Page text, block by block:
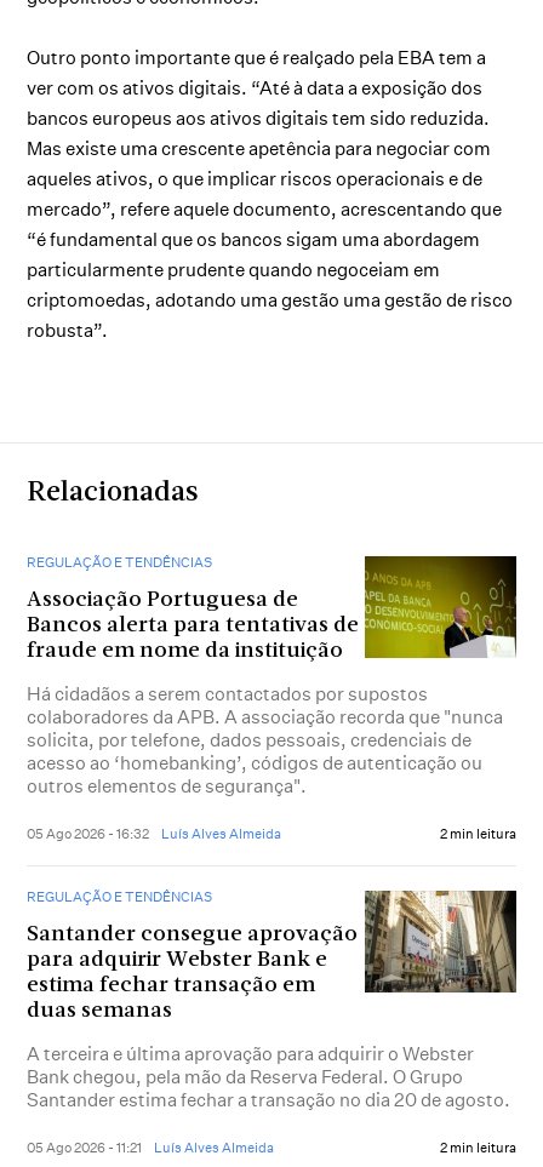
Outro ponto importante que é realçado pela EBA tem a
ver com os ativos digitais. “Até à data a exposição dos
bancos europeus aos ativos digitais tem sido reduzida.
Mas existe uma crescente apetência para negociar com
aqueles ativos, o que implicar riscos operacionais e de
mercado”, refere aquele documento, acrescentando que
“é fundamental que os bancos sigam uma abordagem
particularmente prudente quando negoceiam em
criptomoedas, adotando uma gestão uma gestão de risco
robusta”.
Relacionadas
REGULAÇÃO E TENDÊNCIAS
Associação Portuguesa de
Bancos alerta para tentativas de
fraude em nome da instituição
Há cidadãos a serem contactados por supostos
colaboradores da APB. A associação recorda que "nunca
solicita, por telefone, dados pessoais, credenciais de
acesso ao ‘homebanking’, códigos de autenticação ou
outros elementos de segurança".
05 Ago 2026 - 16:32 Luís Alves Almeida 2 min leitura
REGULAÇÃO E TENDÊNCIAS
Santander consegue aprovação
para adquirir Webster Bank e
estima fechar transação em
duas semanas
A terceira e última aprovação para adquirir o Webster
Bank chegou, pela mão da Reserva Federal. O Grupo
Santander estima fechar a transação no dia 20 de agosto.
05 Ago 2026 - 11:21 Luís Alves Almeida 2 min leitura